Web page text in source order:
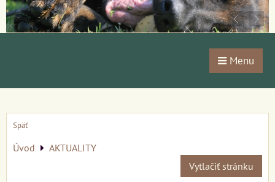
Menu
Späť
Úvod
AKTUALITY
Vytlačiť stránku